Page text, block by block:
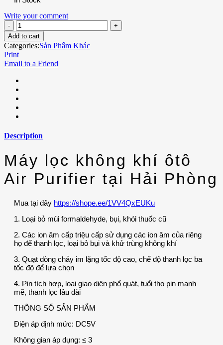
Write your comment
Add to cart
Categories:Sản Phẩm Khác
Print
Email to a Friend
Description
Máy lọc không khí ôtô
Air Purifier tại Hải Phòng
Mua tại đây https://shope.ee/1VV4QxEUKu
1. Loại bỏ mùi formaldehyde, bụi, khói thuốc cũ
2. Các ion âm cấp triệu cấp sử dụng các ion âm của riêng
họ để thanh lọc, loại bỏ bụi và khử trùng không khí
3. Quạt dòng chảy im lặng tốc độ cao, chế độ thanh lọc ba
tốc độ để lựa chọn
4. Pin tích hợp, loại giao diện phổ quát, tuổi thọ pin mạnh
mẽ, thanh lọc lâu dài
THÔNG SỐ SẢN PHẨM
Điện áp định mức: DC5V
Không gian áp dụng: ≤ 3